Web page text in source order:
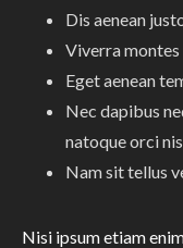
Dis aenean
Viverra
Eget aenean
Nec dapibus
natoque orci
Nam sit tellus
Nisi ipsum etiam